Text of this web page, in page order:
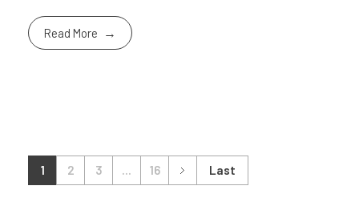
Read More
1 2 3 ... 16 Last